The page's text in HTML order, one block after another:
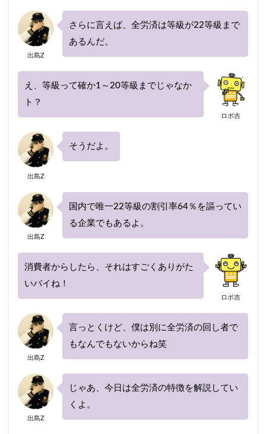
出島Z
さらに言えば、全労済は等級が22等級まで
あるんだ。
ロボ吉
え、等級って確か1～20等級までじゃなか
ト？
出島Z
そうだよ。
出島Z
国内で唯一22等級の割引率64％を謳ってい
る企業でもあるよ。
ロボ吉
消費者からしたら、それはすごくありがた
いバイね！
出島Z
言っとくけど、僕は別に全労済の回し者で
もなんでもないからね笑
出島Z
じゃあ、今日は全労済の特徴を解説してい
くよ。